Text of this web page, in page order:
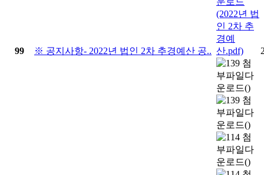
99 ※ 공지사항- 2022년 법인 2차 추경예산 공..